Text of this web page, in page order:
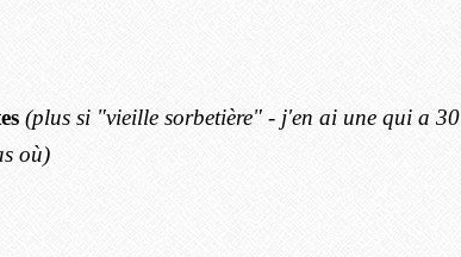
(plus si "vieille sorbetière" - j'en ai une qui a 30
où)